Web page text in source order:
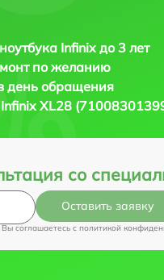
ноутбука Infinix до 3 лет
по желанию
день обращения
Infinix XL28
со
Оставить заявку
соглашаетесь c политикой